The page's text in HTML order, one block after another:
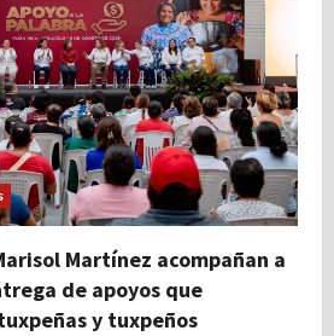
Martínez acompañan a
de apoyos que
y tuxpeños